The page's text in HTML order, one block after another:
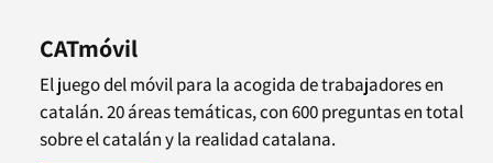
CATmóvil
El juego del móvil para la acogida de trabajadores en
catalán. 20 áreas temáticas, con 600 preguntas en total
sobre el catalán y la realidad catalana.